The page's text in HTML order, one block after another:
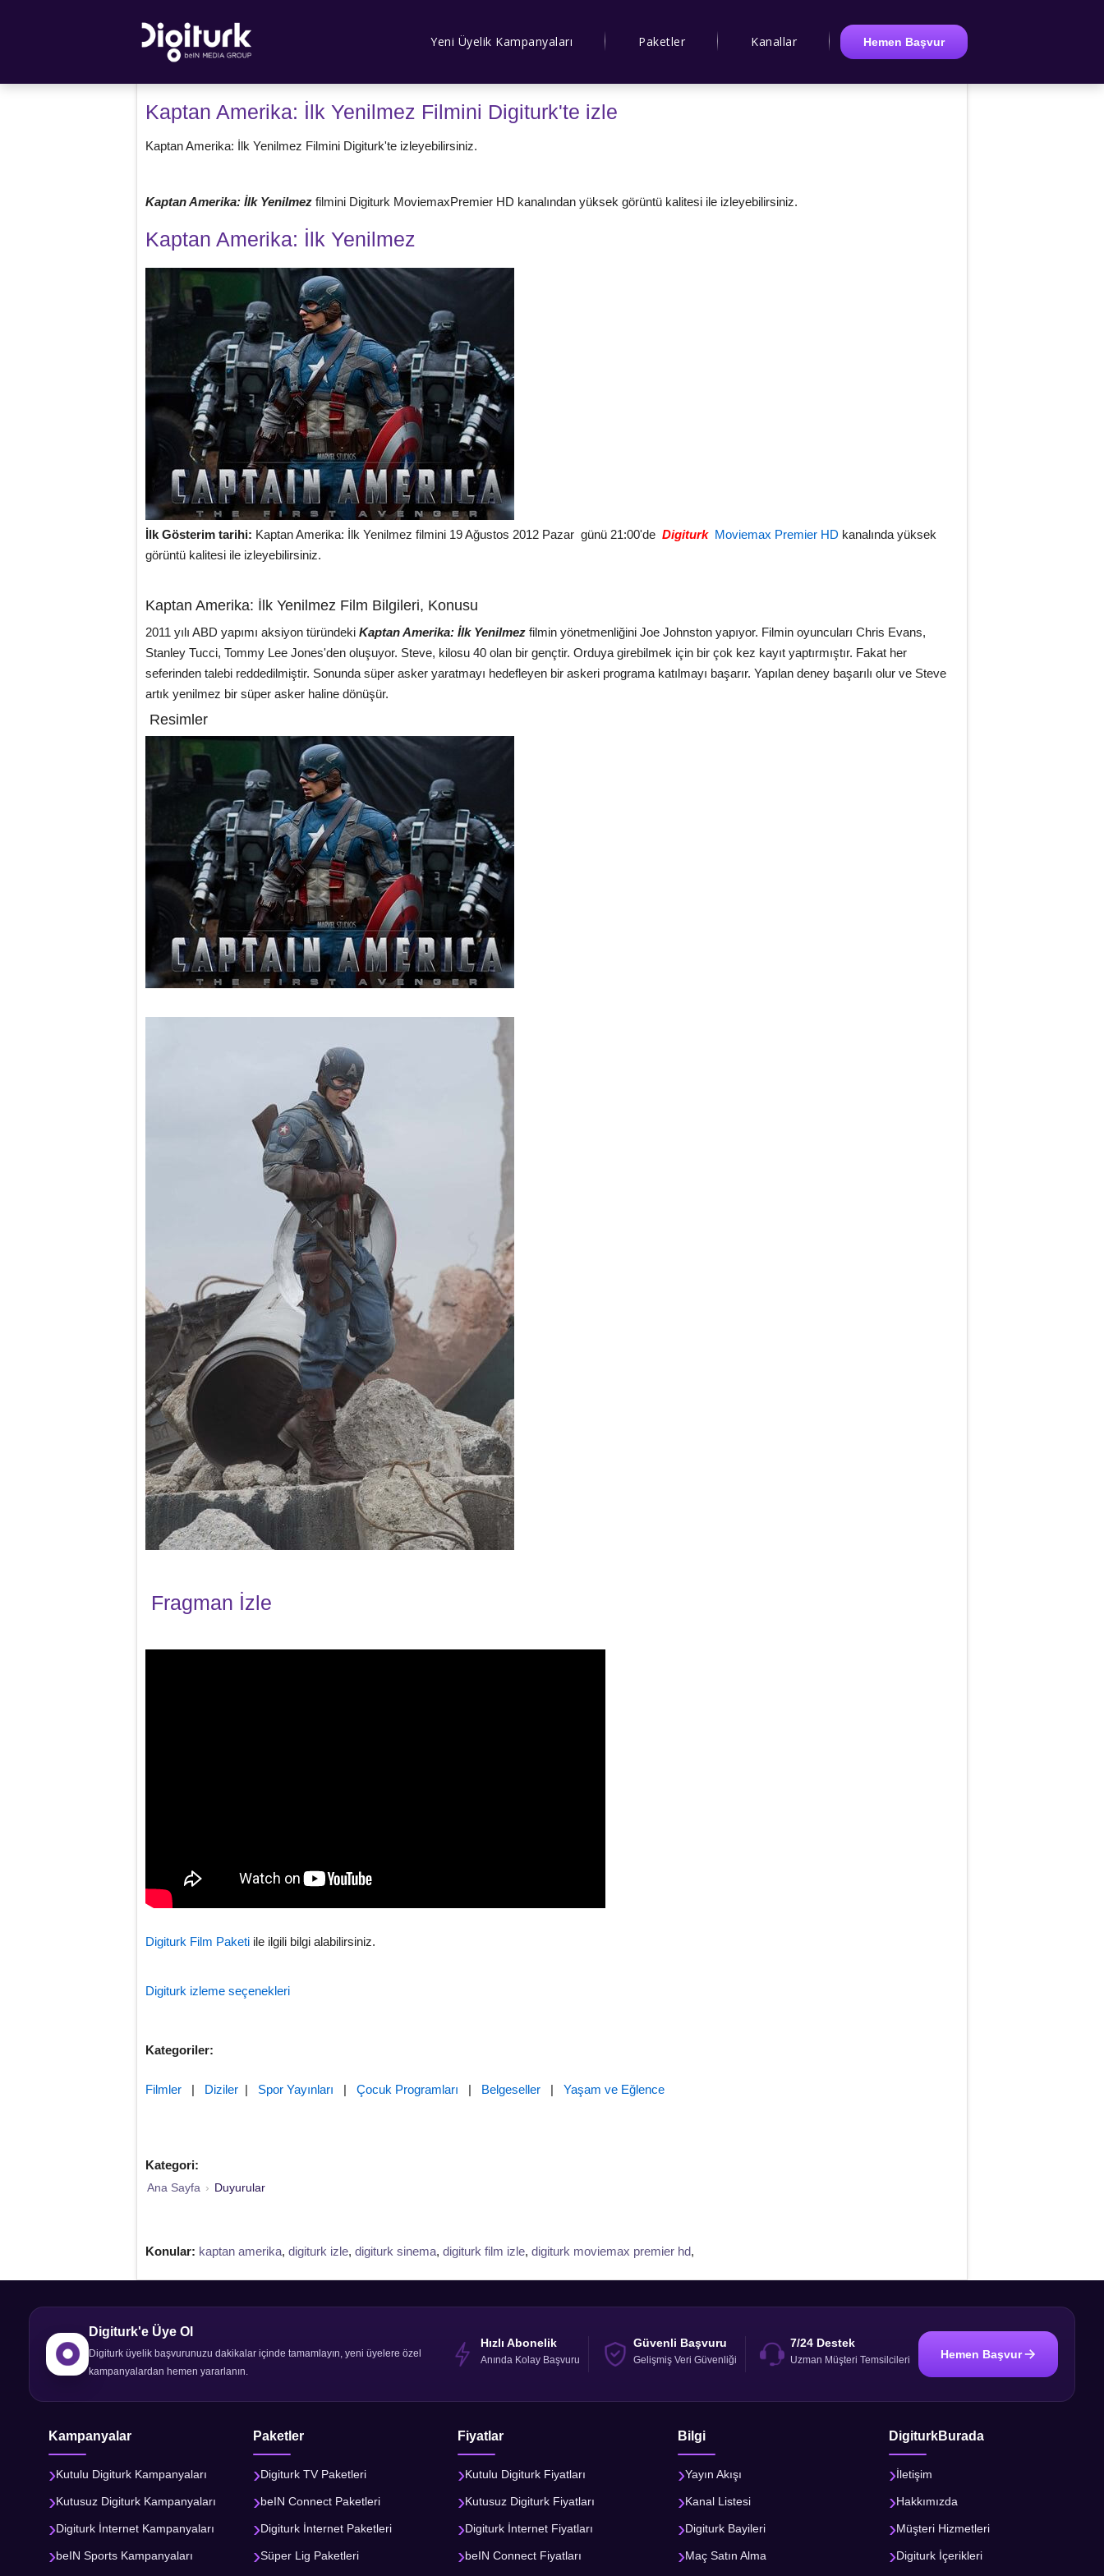
Yeni Üyelik Kampanyaları Paketler Kanallar Hemen Başvur
Kaptan Amerika: İlk Yenilmez Filmini Digiturk'te izle
Kaptan Amerika: İlk Yenilmez Filmini Digiturk'te izleyebilirsiniz.
Kaptan Amerika: İlk Yenilmez filmini Digiturk MoviemaxPremier HD kanalından yüksek görüntü kalitesi ile izleyebilirsiniz.
Kaptan Amerika: İlk Yenilmez
İlk Gösterim tarihi: Kaptan Amerika: İlk Yenilmez filmini 19 Ağustos 2012 Pazar günü 21:00'de Digiturk Moviemax Premier HD kanalında yüksek
görüntü kalitesi ile izleyebilirsiniz.
Kaptan Amerika: İlk Yenilmez Film Bilgileri, Konusu
2011 yılı ABD yapımı aksiyon türündeki Kaptan Amerika: İlk Yenilmez filmin yönetmenliğini Joe Johnston yapıyor. Filmin oyuncuları Chris Evans,
Stanley Tucci, Tommy Lee Jones'den oluşuyor. Steve, kilosu 40 olan bir gençtir. Orduya girebilmek için bir çok kez kayıt yaptırmıştır. Fakat her
seferinden talebi reddedilmiştir. Sonunda süper asker yaratmayı hedefleyen bir askeri programa katılmayı başarır. Yapılan deney başarılı olur ve Steve
artık yenilmez bir süper asker haline dönüşür.
Resimler
Fragman İzle
Digiturk Film Paketi ile ilgili bilgi alabilirsiniz.
Digiturk izleme seçenekleri
Kategoriler:
Filmler | Diziler | Spor Yayınları | Çocuk Programları | Belgeseller | Yaşam ve Eğlence
Kategori:
Ana Sayfa › Duyurular
Konular: kaptan amerika, digiturk izle, digiturk sinema, digiturk film izle, digiturk moviemax premier hd,
Digiturk'e Üye Ol
Digiturk üyelik başvurunuzu dakikalar içinde tamamlayın, yeni üyelere özel
kampanyalardan hemen yararlanın.
Hızlı Abonelik
Anında Kolay Başvuru
Güvenli Başvuru
Gelişmiş Veri Güvenliği
7/24 Destek
Uzman Müşteri Temsilcileri Hemen Başvur
Kampanyalar
Kutulu Digiturk Kampanyaları
Kutusuz Digiturk Kampanyaları
Digiturk İnternet Kampanyaları
beIN Sports Kampanyaları
Paketler
Digiturk TV Paketleri
beIN Connect Paketleri
Digiturk İnternet Paketleri
Süper Lig Paketleri
Fiyatlar
Kutulu Digiturk Fiyatları
Kutusuz Digiturk Fiyatları
Digiturk İnternet Fiyatları
beIN Connect Fiyatları
Bilgi
Yayın Akışı
Kanal Listesi
Digiturk Bayileri
Maç Satın Alma
DigiturkBurada
İletişim
Hakkımızda
Müşteri Hizmetleri
Digiturk İçerikleri